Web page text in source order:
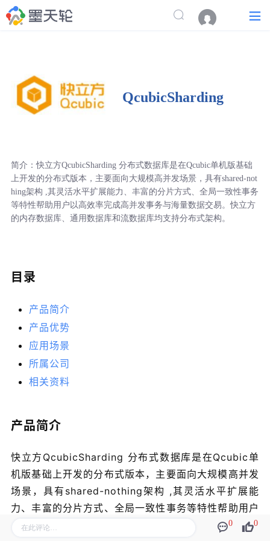
QcubicSharding
简介：快立方QcubicSharding 分布式数据库是在Qcubic单机版基础
上开发的分布式版本，主要面向大规模高并发场景，具有shared-not
hing架构 ,其灵活水平扩展能力、丰富的分片方式、全局一致性事务
等特性帮助用户以高效率完成高并发事务与海量数据交易。快立方
的内存数据库、通用数据库和流数据库均支持分布式架构。
目录
产品简介
产品优势
应用场景
所属公司
相关资料
产品简介
快立方QcubicSharding 分布式数据库是在Qcubic单
机版基础上开发的分布式版本，主要面向大规模高并发
场景，具有shared-nothing架构 ,其灵活水平扩展能
力、丰富的分片方式、全局一致性事务等特性帮助用户
以高效率完成高并发事务与海量数据交易。快立方的内
0 0